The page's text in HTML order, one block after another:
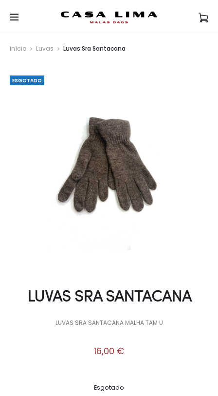
Início Luvas Luvas Sra Santacana
ESGOTADO
LUVAS SRA SANTACANA
LUVAS SRA SANTACANA MALHA TAM U
16,00 €
Esgotado